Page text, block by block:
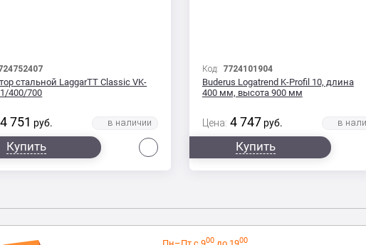
стальной LaggarTT Classic VK-
400/700
4 751 руб.
Купить
Код: 7724101904
Buderus Logatrend K-Profil 10, длина
400 мм, высота 900 мм
Цена: 4 747 руб.
Купить
00 00